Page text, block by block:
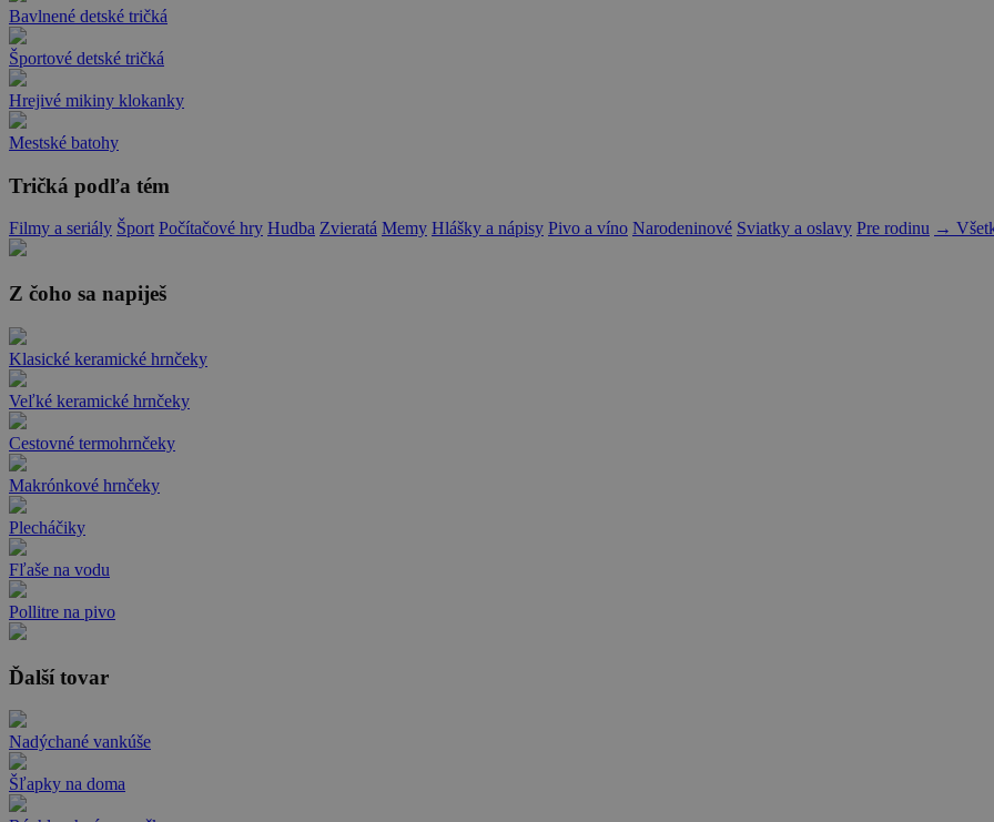
Bavlnené detské tričká
Športové detské tričká
Hrejivé mikiny klokanky
Mestské batohy
Tričká podľa tém
Filmy a seriály Šport Počítačové hry Hudba Zvieratá Memy Hlášky a nápisy Pivo a víno Narodeninové Sviatky a oslavy Pre rodinu →
Z čoho sa napiješ
Klasické keramické hrnčeky
Veľké keramické hrnčeky
Cestovné termohrnčeky
Makrónkové hrnčeky
Plecháčiky
Fľaše na vodu
Pollitre na pivo
Ďalší tovar
Nadýchané vankúše
Šľapky na doma